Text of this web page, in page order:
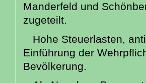
Manderfeld und
zugeteilt.
Hohe Steuerlasten,
Einführung der
Bevölkerung.